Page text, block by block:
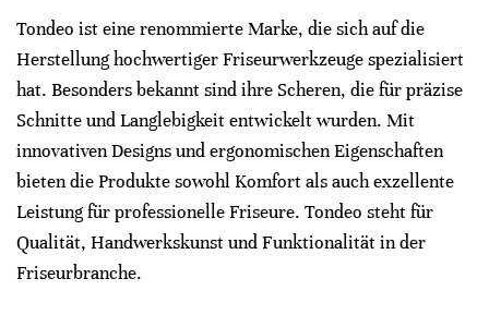
Tondeo ist eine renommierte Marke, die sich auf die
Herstellung hochwertiger Friseurwerkzeuge spezialisiert
hat. Besonders bekannt sind ihre Scheren, die für präzise
Schnitte und Langlebigkeit entwickelt wurden. Mit
innovativen Designs und ergonomischen Eigenschaften
bieten die Produkte sowohl Komfort als auch exzellente
Leistung für professionelle Friseure. Tondeo steht für
Qualität, Handwerkskunst und Funktionalität in der
Friseurbranche.